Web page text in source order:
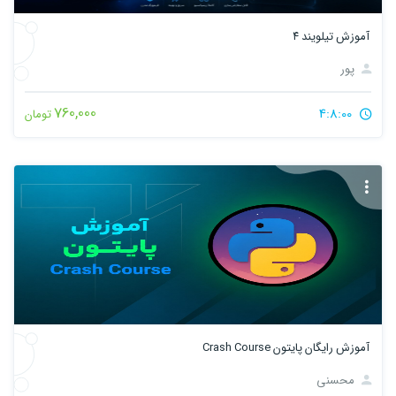
آموزش تیلویند ۴
پور
760,000تومان
آموزش رایگان پایتون Crash Course
محسنی